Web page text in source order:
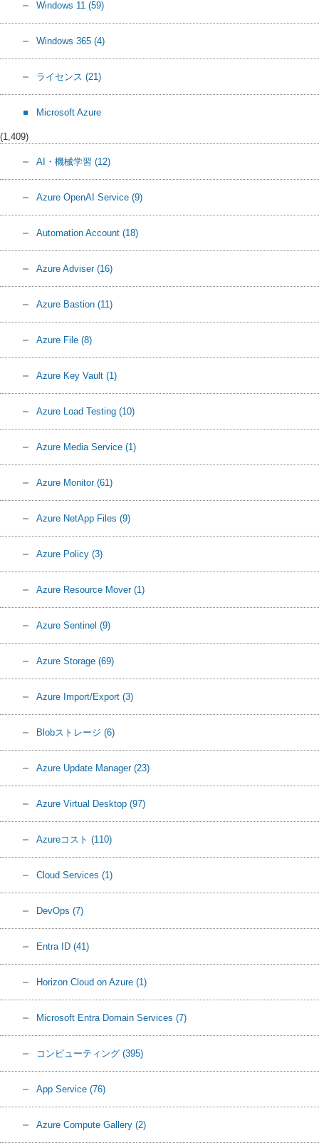
Windows 11 (59)
Windows 365 (4)
ライセンス (21)
Microsoft Azure
(1,409)
AI・機械学習 (12)
Azure OpenAI Service (9)
Automation Account (18)
Azure Adviser (16)
Azure Bastion (11)
Azure File (8)
Azure Key Vault (1)
Azure Load Testing (10)
Azure Media Service (1)
Azure Monitor (61)
Azure NetApp Files (9)
Azure Policy (3)
Azure Resource Mover (1)
Azure Sentinel (9)
Azure Storage (69)
Azure Import/Export (3)
Blobストレージ (6)
Azure Update Manager (23)
Azure Virtual Desktop (97)
Azureコスト (110)
Cloud Services (1)
DevOps (7)
Entra ID (41)
Horizon Cloud on Azure (1)
Microsoft Entra Domain Services (7)
コンピューティング (395)
App Service (76)
Azure Compute Gallery (2)